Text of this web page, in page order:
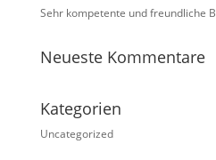
Sehr kompetente und freundliche
Neueste Kommentare
Kategorien
Uncategorized